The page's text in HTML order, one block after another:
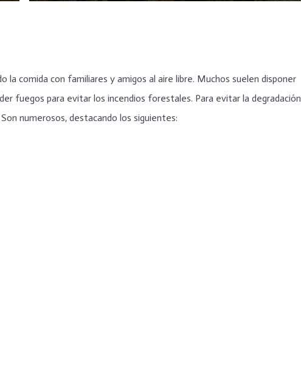
comida con familiares y amigos al aire libre. Muchos suelen disponer
fuegos para evitar los incendios forestales. Para evitar la degradación
numerosos, destacando los siguientes: